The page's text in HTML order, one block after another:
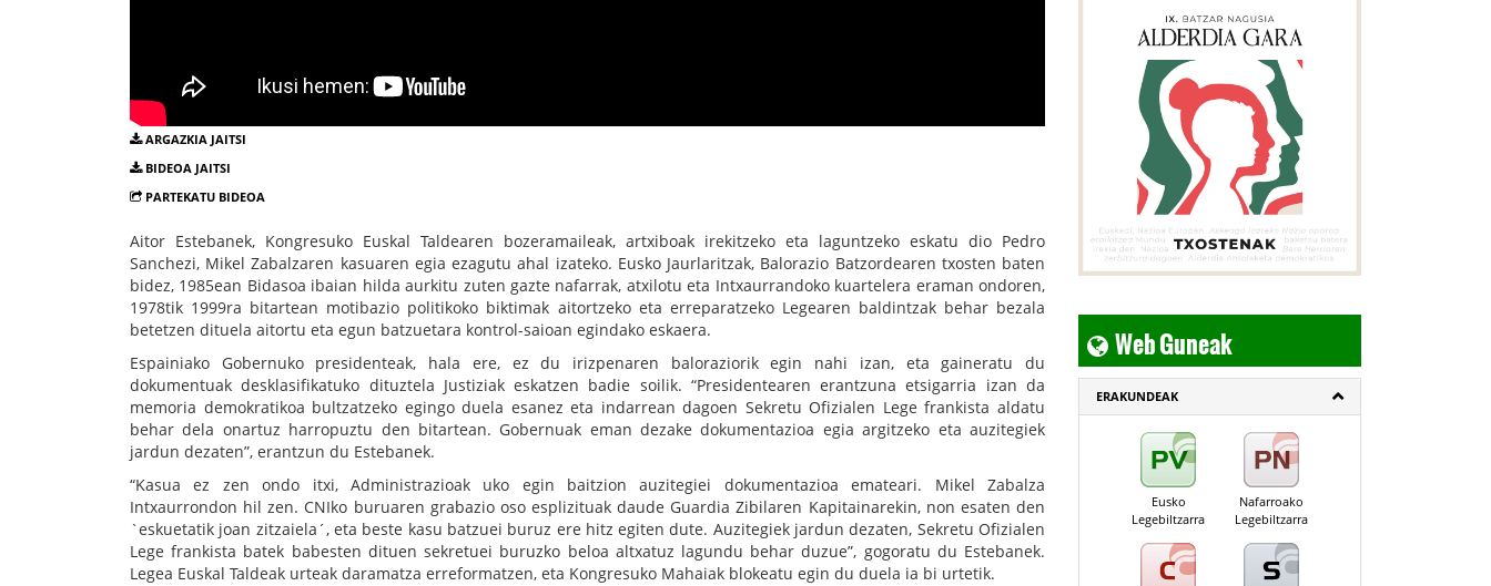
ARGAZKIA JAITSI
BIDEOA JAITSI
PARTEKATU BIDEOA
Aitor Estebanek, Kongresuko Euskal Taldearen bozeramaileak, artxiboak irekitzeko eta laguntzeko eskatu dio Pedro
Sanchezi, Mikel Zabalzaren kasuaren egia ezagutu ahal izateko. Eusko Jaurlaritzak, Balorazio Batzordearen txosten baten
bidez, 1985ean Bidasoa ibaian hilda aurkitu zuten gazte nafarrak, atxilotu eta Intxaurrandoko kuartelera eraman ondoren,
1978tik 1999ra bitartean motibazio politikoko biktimak aitortzeko eta erreparatzeko Legearen baldintzak behar bezala
betetzen dituela aitortu eta egun batzuetara kontrol-saioan egindako eskaera.
Espainiako Gobernuko presidenteak, hala ere, ez du irizpenaren baloraziorik egin nahi izan, eta gaineratu du
dokumentuak desklasifikatuko dituztela Justiziak eskatzen badie soilik. “Presidentearen erantzuna etsigarria izan da
memoria demokratikoa bultzatzeko egingo duela esanez eta indarrean dagoen Sekretu Ofizialen Lege frankista aldatu
behar dela onartuz harropuztu den bitartean. Gobernuak eman dezake dokumentazioa egia argitzeko eta auzitegiek
jardun dezaten”, erantzun du Estebanek.
“Kasua ez zen ondo itxi, Administrazioak uko egin baitzion auzitegiei dokumentazioa emateari. Mikel Zabalza
Intxaurrondon hil zen. CNIko buruaren grabazio oso esplizituak daude Guardia Zibilaren Kapitainarekin, non esaten den
`eskuetatik joan zitzaiela´, eta beste kasu batzuei buruz ere hitz egiten dute. Auzitegiek jardun dezaten, Sekretu Ofizialen
Lege frankista batek babesten dituen sekretuei buruzko beloa altxatuz lagundu behar duzue”, gogoratu du Estebanek.
Legea Euskal Taldeak urteak daramatza erreformatzen, eta Kongresuko Mahaiak blokeatu egin du duela ia bi urtetik.
Web Guneak
ERAKUNDEAK
Eusko
Legebiltzarra
Nafarroako
Legebiltzarra